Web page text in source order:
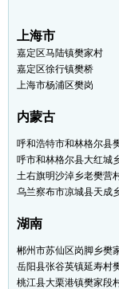
上海市
嘉定区马陆镇樊家村
嘉定区徐行镇樊桥
上海市杨浦区樊岗
内蒙古
呼和浩特市和林格尔县
呼市和林格尔县大红城
土右旗明沙淖乡老樊营
乌兰察布市凉城县天成
湖南
郴州市苏仙区岗脚乡樊
岳阳县张谷英镇延寿村
桃江县大栗港镇樊家段